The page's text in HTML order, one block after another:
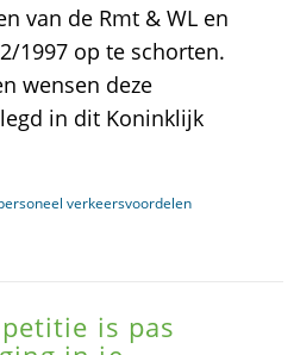
van de Rmt & WL en
1997 op te schorten.
wensen deze
in dit Koninklijk
verkeersvoordelen
is pas